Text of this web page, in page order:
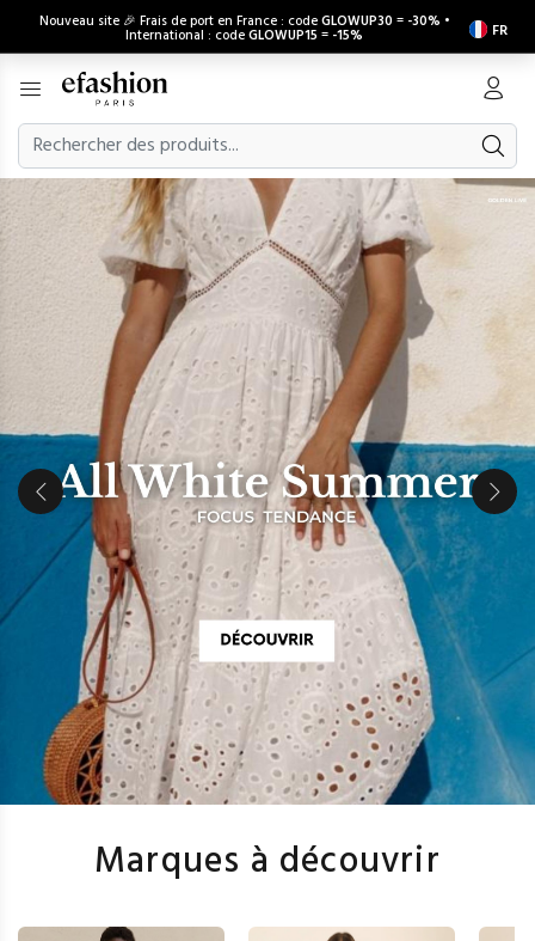
Nouveau site 🎉 Frais de port en France : codeGLOWUP30 = -30% •
International : codeGLOWUP15 = -15% FR
Marques à découvrir